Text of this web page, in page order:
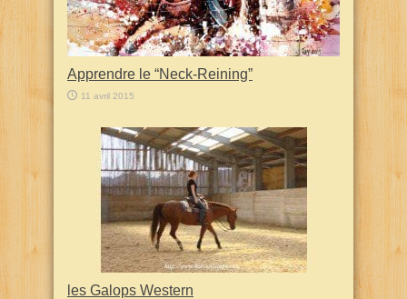
Apprendre le “Neck-Reining”
11 avril 2015
les Galops Western